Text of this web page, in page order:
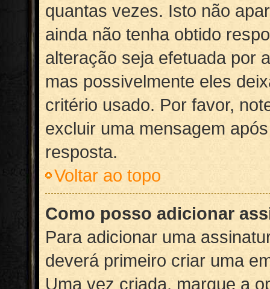
quantas vezes. Isto não
ainda não tenha obtido
alteração seja efetuada por
mas possivelmente eles
critério usado. Por favor,
excluir uma mensagem
resposta.
Voltar ao topo
Como posso adicionar
Para adicionar uma
deverá primeiro criar uma
Uma vez criada, marque a